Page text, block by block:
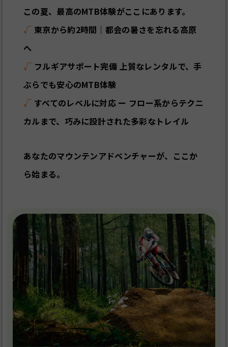
この夏、最高のMTB体験がここにあります。
√ 東京から約2時間｜都会の暑さを忘れる高原
へ
√ フルギアサポート完備 上質なレンタルで、手
ぶらでも安心のMTB体験
√ すべてのレベルに対応 ー フロー系からテクニ
カルまで、巧みに設計された多彩なトレイル
あなたのマウンテンアドベンチャーが、ここか
ら始まる。